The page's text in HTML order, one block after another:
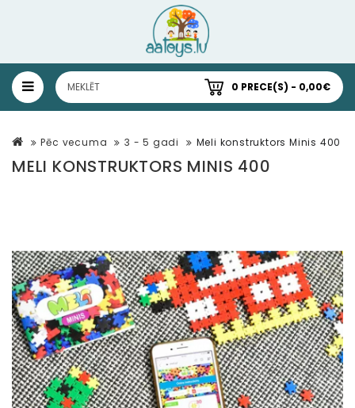
0 PRECE(S) - 0,00€
Pēc vecuma 3 - 5 gadi Meli konstruktors Minis 400
MELI KONSTRUKTORS MINIS 400